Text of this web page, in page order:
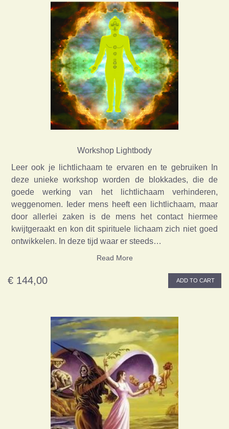
Workshop Lightbody
Leer ook je lichtlichaam te ervaren en te gebruiken In
deze unieke workshop worden de blokkades, die de
goede werking van het lichtlichaam verhinderen,
weggenomen. Ieder mens heeft een lichtlichaam, maar
door allerlei zaken is de mens het contact hiermee
kwijtgeraakt en kon dit spirituele lichaam zich niet goed
ontwikkelen. In deze tijd waar er steeds…
Read More
€ 144,00 ADD TO CART